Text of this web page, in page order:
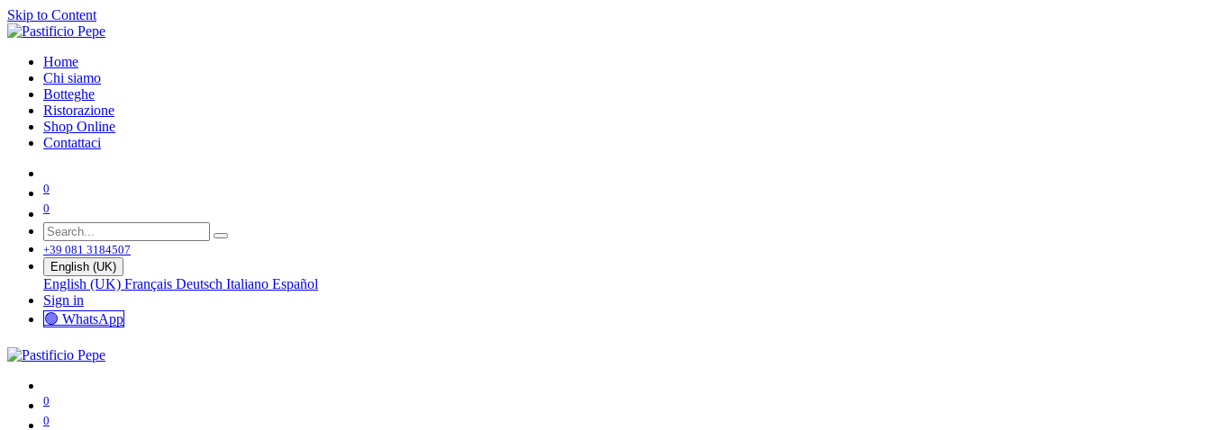
Skip to Content
Home
Chi siamo
Botteghe
Ristorazione
Shop Online
Contattaci
0
0
+39 081 3184507
English (UK)
English (UK) Français Deutsch Italiano Español
Sign in
🟢 WhatsApp
0
0